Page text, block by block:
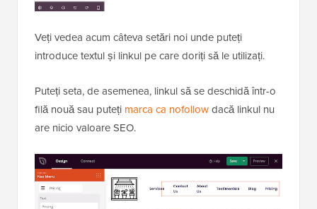
Veți vedea acum câteva setări noi unde puteți
introduce textul și linkul pe care doriți să le utilizați.
Puteți seta, de asemenea, linkul să se deschidă într-o
filă nouă sau puteți marca ca nofollowdacă linkul nu
are nicio valoare SEO.